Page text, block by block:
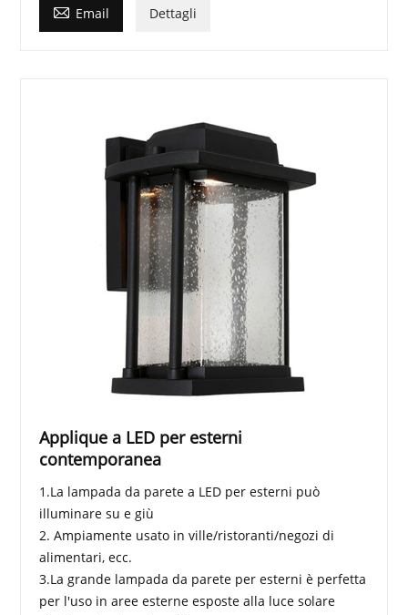
 Email Dettagli
Applique a LED per esterni
contemporanea
1.La lampada da parete a LED per esterni può
illuminare su e giù
2. Ampiamente usato in ville/ristoranti/negozi di
alimentari, ecc.
3.La grande lampada da parete per esterni è perfetta
per l'uso in aree esterne esposte alla luce solare